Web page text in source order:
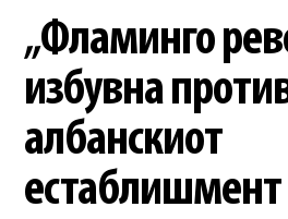
„Фламинго
избувна
албанскиот
естаблишмент